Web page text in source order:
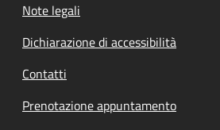
Note legali
Dichiarazione di accessibilità
Contatti
Prenotazione appuntamento